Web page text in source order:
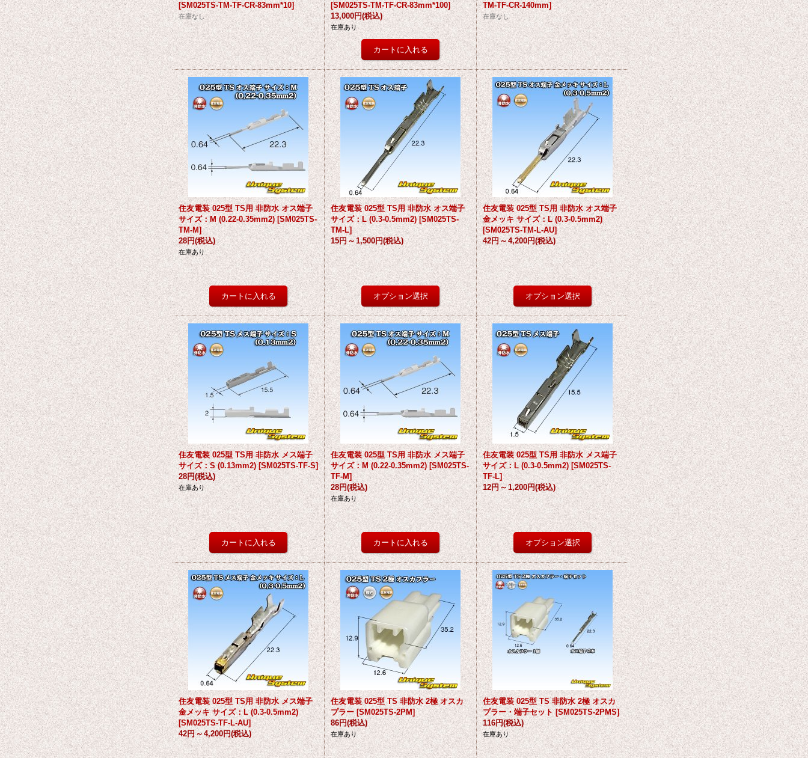
[SM025TS-TM-TF-CR-83mm*10]
在庫なし
[SM025TS-TM-TF-CR-83mm*100]
13,000円(税込)
在庫あり
TM-TF-CR-140mm]
在庫なし
住友電装 025型 TS用 非防水 オス端子
サイズ：M (0.22-0.35mm2) [SM025TS-
TM-M]
28円(税込)
在庫あり
住友電装 025型 TS用 非防水 オス端子
サイズ：L (0.3-0.5mm2) [SM025TS-
TM-L]
15円 ～1,500円(税込)
住友電装 025型 TS用 非防水 オス端子
金メッキ サイズ：L (0.3-0.5mm2)
[SM025TS-TM-L-AU]
42円 ～4,200円(税込)
住友電装 025型 TS用 非防水 メス端子
サイズ：S (0.13mm2) [SM025TS-TF-S]
28円(税込)
在庫あり
住友電装 025型 TS用 非防水 メス端子
サイズ：M (0.22-0.35mm2) [SM025TS-
TF-M]
28円(税込)
在庫あり
住友電装 025型 TS用 非防水 メス端子
サイズ：L (0.3-0.5mm2) [SM025TS-
TF-L]
12円 ～1,200円(税込)
住友電装 025型 TS用 非防水 メス端子
金メッキ サイズ：L (0.3-0.5mm2)
[SM025TS-TF-L-AU]
42円～4,200円(税込)
住友電装 025型 TS 非防水 2極 オスカ
プラー [SM025TS-2PM]
86円(税込)
在庫あり
住友電装 025型 TS 非防水 2極 オスカ
プラー・端子セット [SM025TS-2PMS]
116円(税込)
在庫あり